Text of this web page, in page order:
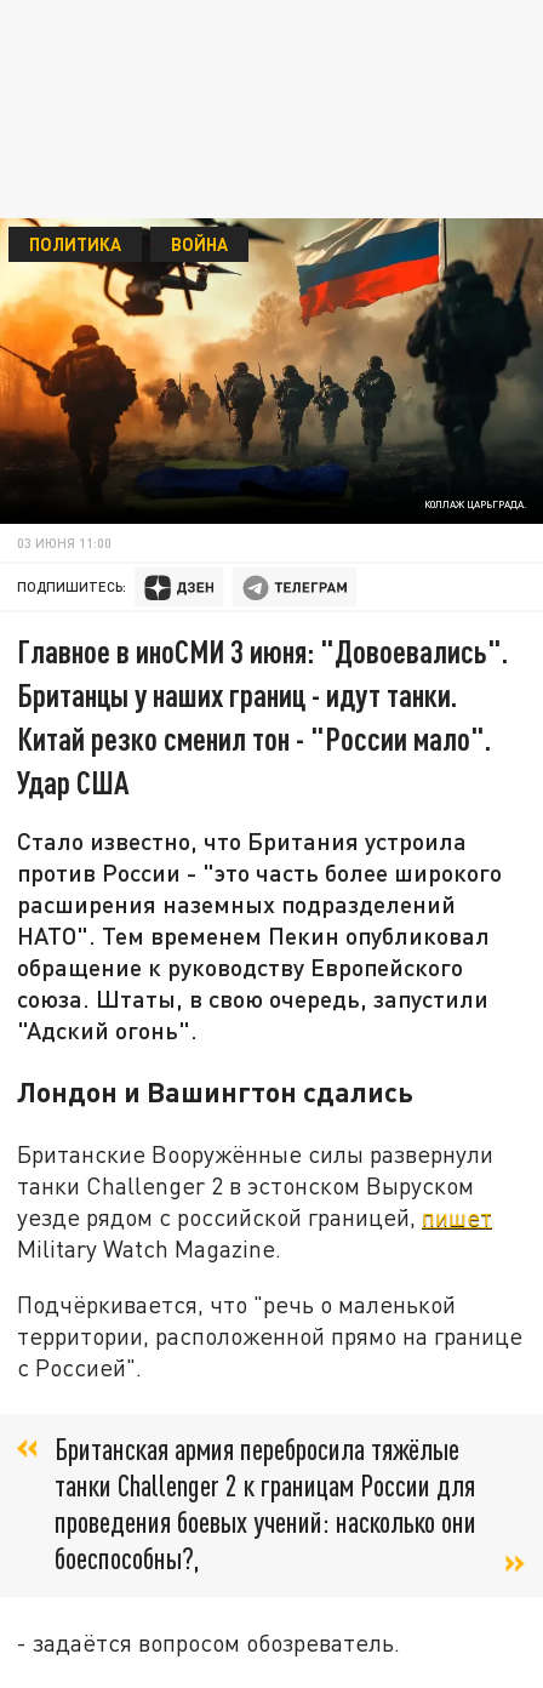
КОЛЛАЖ ЦАРЬГРАДА.
ПОЛИТИКА ВОЙНА
03 ИЮНЯ 11:00
ПОДПИШИТЕСЬ:
Главное в иноСМИ 3 июня: "Довоевались".
Британцы у наших границ - идут танки.
Китай резко сменил тон - "России мало".
Удар США
Стало известно, что Британия устроила
против России - "это часть более широкого
расширения наземных подразделений
НАТО". Тем временем Пекин опубликовал
обращение к руководству Европейского
союза. Штаты, в свою очередь, запустили
"Адский огонь".
Лондон и Вашингтон сдались
Британские Вооружённые силы развернули
танки Challenger 2 в эстонском Выруском
уезде рядом с российской границей, пишет
Military Watch Magazine.
Подчёркивается, что "речь о маленькой
территории, расположенной прямо на границе
с Россией".
​Британская армия перебросила тяжёлые
танки Challenger 2 к границам России для
проведения боевых учений: насколько они
боеспособны?,
- задаётся вопросом обозреватель.